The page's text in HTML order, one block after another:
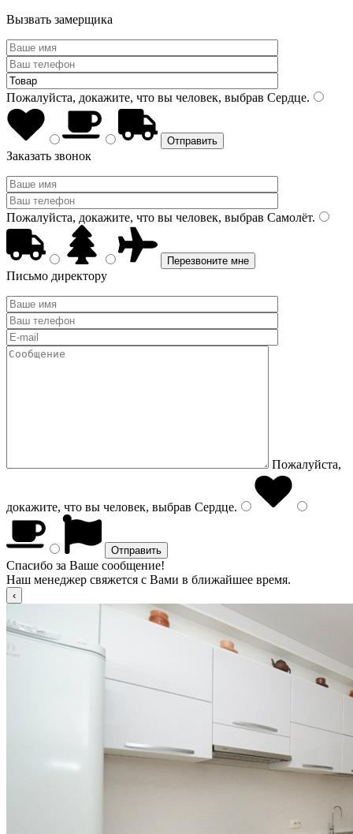
Вызвать замерщика
Пожалуйста, докажите, что вы человек, выбрав Сердце.
Заказать звонок
Пожалуйста, докажите, что вы человек, выбрав Самолёт.
Письмо директору
Пожалуйста,
докажите, что вы человек, выбрав Сердце.
Спасибо за Ваше сообщение!
Наш менеджер свяжется с Вами в ближайшее время.